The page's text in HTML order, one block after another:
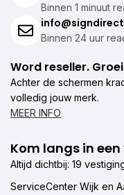
Binnen 1 minuut
Binnen 24 uur
Word reseller.
Achter de schermen
volledig jouw merk.
MEER INFO
Kom langs in
Altijd dichtbij: 19
ServiceCenter Wijk en